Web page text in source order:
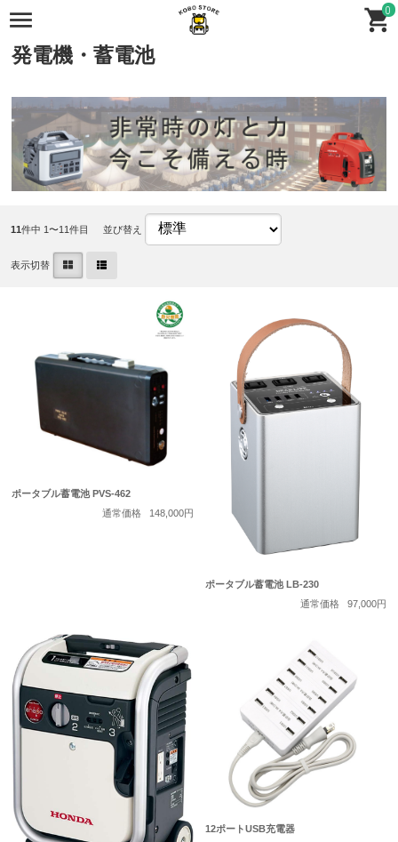
0
全商品
発電機・蓄電池
11件中 1〜11件目 並び替え
表示切替
ポータブル蓄電池 PVS-462
通常価格
148,000円
ポータブル蓄電池 LB-230
通常価格
97,000円
12ポートUSB充電器